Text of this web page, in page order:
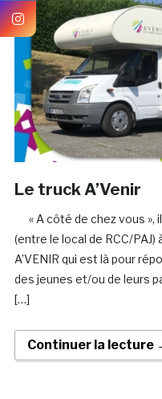
Le truck A’Venir
« A côté de chez vous », il
(entre le local de RCC/
A’VENIR qui est là pour
des jeunes et/ou de leurs
[…]
Continuer la lecture